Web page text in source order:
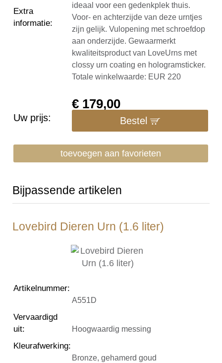
Extra
informatie:
ideaal voor een gedenkplek thuis.
Voor- en achterzijde van deze urntjes
zijn gelijk. Vulopening met schroefdop
aan onderzijde. Gewaarmerkt
kwaliteitsproduct van LoveUrns met
clossy urn coating en hologramsticker.
Totale winkelwaarde: EUR 220
Uw prijs:
€ 179,00
Bestel
toevoegen aan favorieten
Bijpassende artikelen
Lovebird Dieren Urn (1.6 liter)
Artikelnummer:
A551D
Vervaardigd
uit: Hoogwaardig messing
Kleurafwerking:
Bronze, gehamerd goud